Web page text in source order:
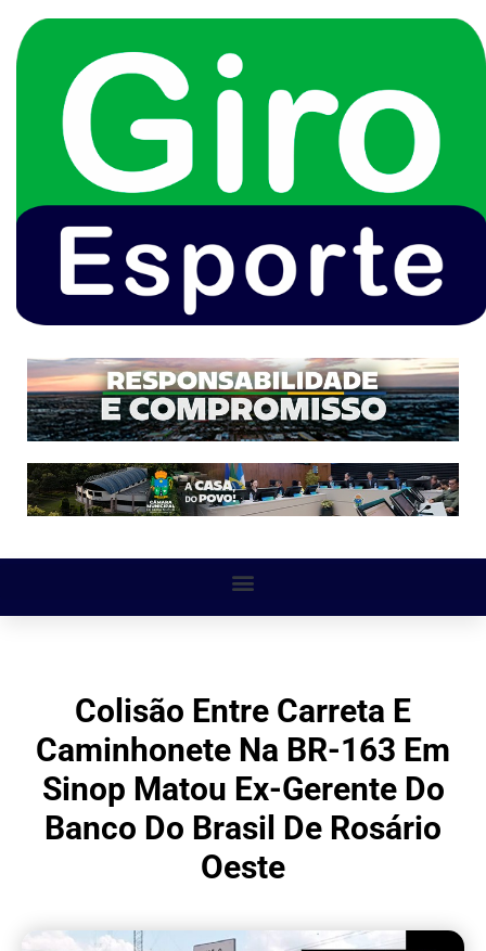
Colisão Entre Carreta E
Caminhonete Na BR-163 Em
Sinop Matou Ex-Gerente Do
Banco Do Brasil De Rosário
Oeste